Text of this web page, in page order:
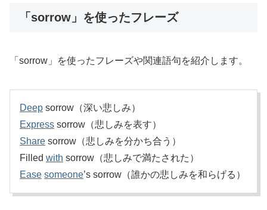
「sorrow」を使ったフレーズ
「sorrow」を使ったフレーズや関連語句を紹介します。
Deep sorrow（深い悲しみ）
Express sorrow（悲しみを表す）
Share sorrow（悲しみを分かち合う）
Filled with sorrow（悲しみで満たされた）
Ease someone’s sorrow（誰かの悲しみを和らげる）